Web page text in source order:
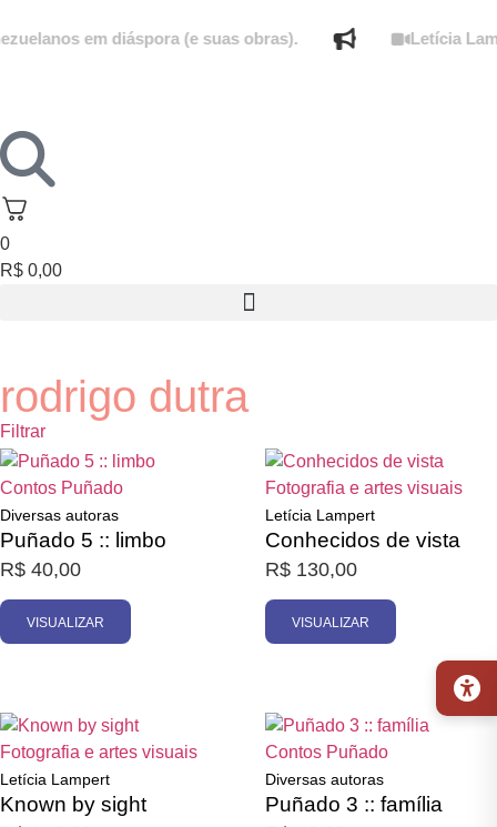
em diáspora (e suas obras). Letícia
0
R$ 0,00
rodrigo dutra
Filtrar
Promoção
Contos Puñado
Diversas autoras
Puñado 5 :: limbo
R$ 40,00
VISUALIZAR
Fotografia e artes visuais
Letícia Lampert
Conhecidos de vista
R$ 130,00
VISUALIZAR
Fotografia e artes visuais
Letícia Lampert
Known by sight
Contos Puñado
Diversas autoras
Puñado 3 :: família